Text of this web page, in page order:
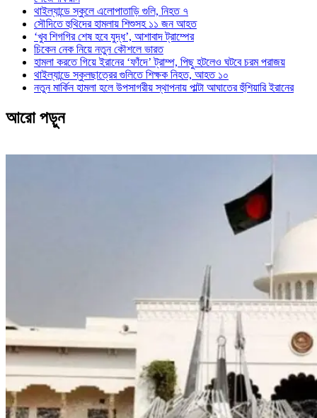
থাইল্যান্ডে স্কুলে এলোপাতাড়ি গুলি, নিহত ৭
সৌদিতে হুথিদের হামলায় শিশুসহ ১১ জন আহত
‘খুব শিগগির শেষ হবে যুদ্ধ’, আশাবাদ ট্রাম্পের
চিকেন নেক নিয়ে নতুন কৌশলে ভারত
হামলা করতে গিয়ে ইরানের ‘ফাঁদে’ ট্রাম্প, পিছু হটলেও ঘটবে চরম পরাজয়
থাইল্যান্ডে স্কুলছাত্রের গুলিতে শিক্ষক নিহত, আহত ১০
নতুন মার্কিন হামলা হলে উপসাগরীয় স্থাপনায় পাল্টা আঘাতের হুঁশিয়ারি ইরানের
আরো পড়ুন